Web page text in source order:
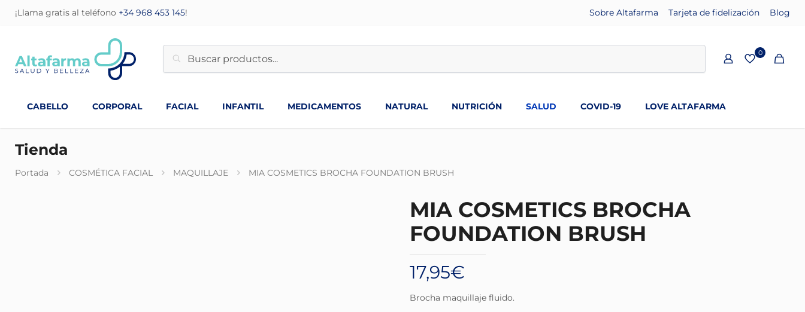
¡Llama gratis al teléfono +34 968 453 145! Sobre Altafarma Tarjeta de fidelización Blog
0
CABELLO CORPORAL FACIAL INFANTIL MEDICAMENTOS NATURAL NUTRICIÓN SALUD COVID-19 LOVE ALTAFARMA
Tienda
Portada COSMÉTICA FACIAL MAQUILLAJE MIA COSMETICS BROCHA FOUNDATION BRUSH
MIA COSMETICS BROCHA
FOUNDATION BRUSH
17,95€
Brocha maquillaje fluido.